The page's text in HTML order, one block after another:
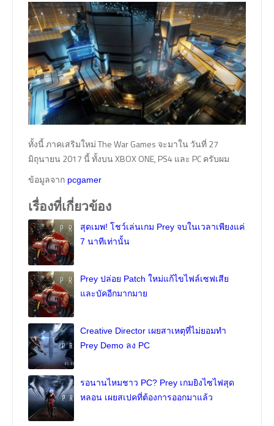
ทั้งนี้ ภาคเสริมใหม่ The War Games จะมาใน วันที่ 27
มิถุนายน 2017 นี้ ทั้งบน XBOX ONE, PS4 และ PC ครับผม
ข้อมูลจาก pcgamer
เรื่องที่เกี่ยวข้อง
สุดเมพ! โชว์เล่นเกม Prey จบในเวลาเพียงแค่
7 นาทีเท่านั้น
Prey ปล่อย Patch ใหม่แก้ไขไฟล์เซฟเสีย
และบัคอีกมากมาย
Creative Director เผยสาเหตุที่ไม่ยอมทำ
Prey Demo ลง PC
รอนานไหมชาว PC? Prey เกมยิงไซไฟสุด
หลอน เผยสเปคที่ต้องการออกมาแล้ว